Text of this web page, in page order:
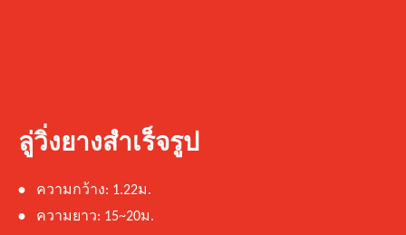
ลู่วิ่งยางสำเร็จรูป
• ความกว้าง: 1.22ม.
• ความยาว: 15~20ม.